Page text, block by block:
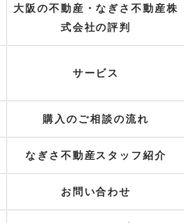
大阪の不動産・なぎさ不動産株
式会社の評判
サービス
購入のご相談の流れ
なぎさ不動産スタッフ紹介
お問い合わせ